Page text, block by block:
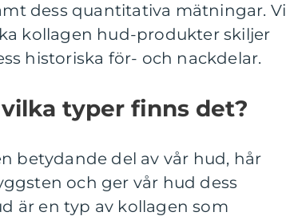
dess quantitativa mätningar. Vi
kollagen hud-produkter skiljer
historiska för- och nackdelar.
typer finns det?
betydande del av vår hud, hår
och ger vår hud dess
är en typ av kollagen som